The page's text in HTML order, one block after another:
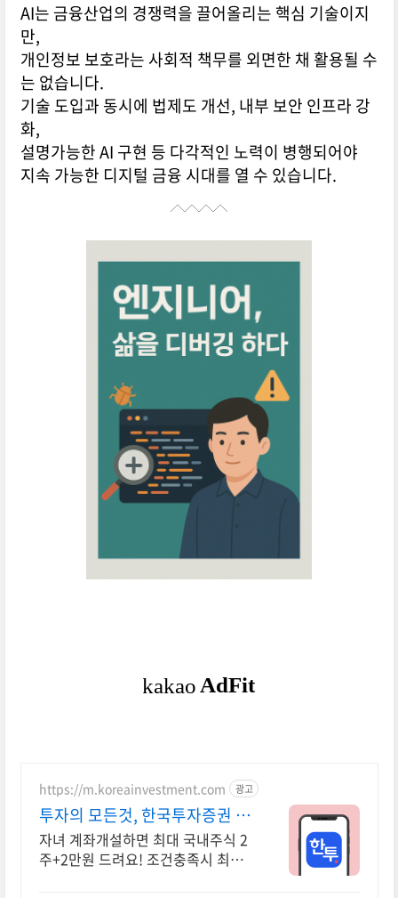
AI는 금융산업의 경쟁력을 끌어올리는 핵심 기술이지
만,
개인정보 보호라는 사회적 책무를 외면한 채 활용될 수
는 없습니다.
기술 도입과 동시에 법제도 개선, 내부 보안 인프라 강
화,
설명가능한 AI 구현 등 다각적인 노력이 병행되어야
지속 가능한 디지털 금융 시대를 열 수 있습니다.
https://m.koreainvestment.com 광고
투자의 모든것, 한국투자증권 지
금은 한국투자!
자녀 계좌개설하면 최대 국내주식 2
주+2만원 드려요! 조건충족시 최대